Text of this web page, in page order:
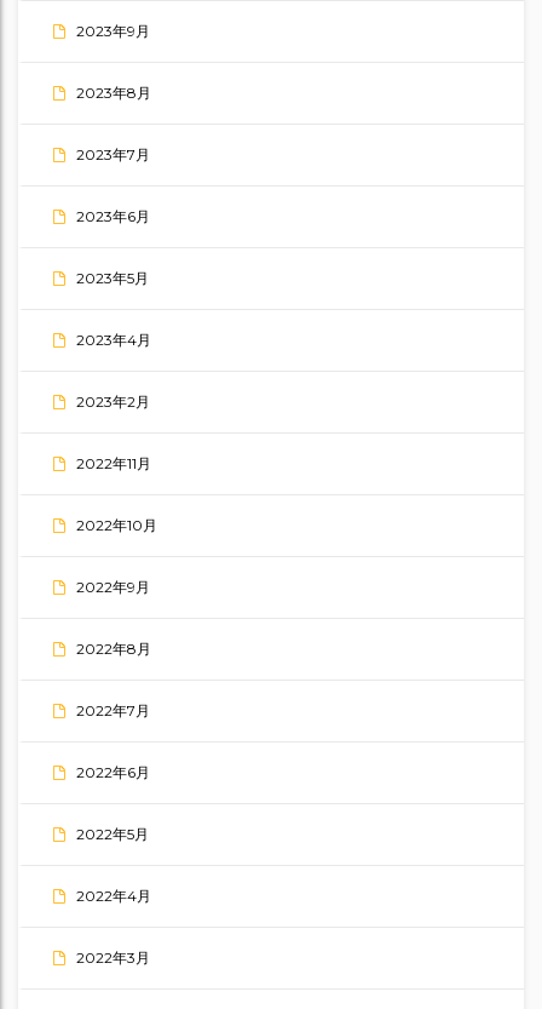
2023年9月
2023年8月
2023年7月
2023年6月
2023年5月
2023年4月
2023年2月
2022年11月
2022年10月
2022年9月
2022年8月
2022年7月
2022年6月
2022年5月
2022年4月
2022年3月